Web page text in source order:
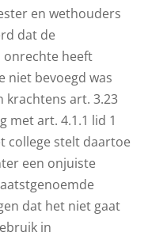
en wethouders
dat de
heeft
niet bevoegd was
krachtens art. 3.23
met art. 4.1.1 lid 1
college stelt daartoe
een onjuiste
dat het niet gaat
in